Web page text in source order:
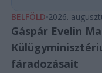
BELFÖLD 2026.
Gáspár Evelin
fáradozásait